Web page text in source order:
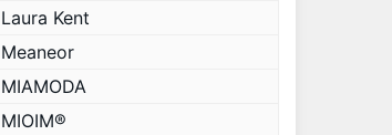
Laura Kent
Meaneor
MIAMODA
MIOIM®